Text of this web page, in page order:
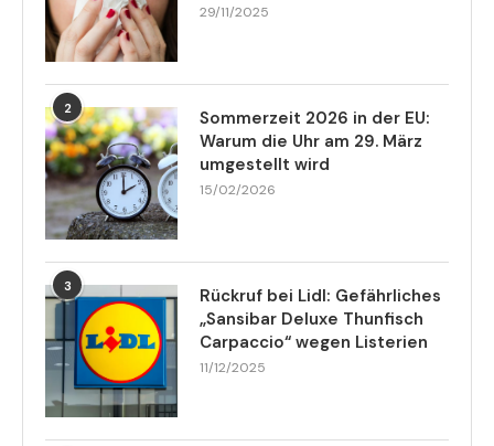
29/11/2025
2
Sommerzeit 2026 in der EU:
Warum die Uhr am 29. März
umgestellt wird
15/02/2026
3
Rückruf bei Lidl: Gefährliches
„Sansibar Deluxe Thunfisch
Carpaccio“ wegen Listerien
11/12/2025